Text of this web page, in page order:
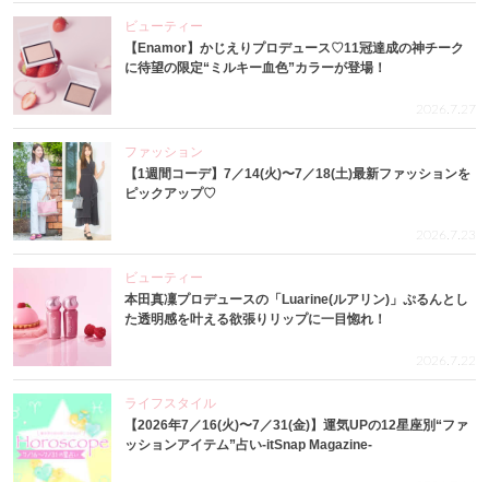
ビューティー
【Enamor】かじえりプロデュース♡11冠達成の神チーク
に待望の限定“ミルキー血色”カラーが登場！
2026.7.27
ファッション
【1週間コーデ】7／14(火)〜7／18(土)最新ファッションを
ピックアップ♡
2026.7.23
ビューティー
本田真凜プロデュースの「Luarine(ルアリン)」ぷるんとし
た透明感を叶える欲張りリップに一目惚れ！
2026.7.22
ライフスタイル
【2026年7／16(火)〜7／31(金)】運気UPの12星座別“ファ
ッションアイテム”占い-itSnap Magazine-